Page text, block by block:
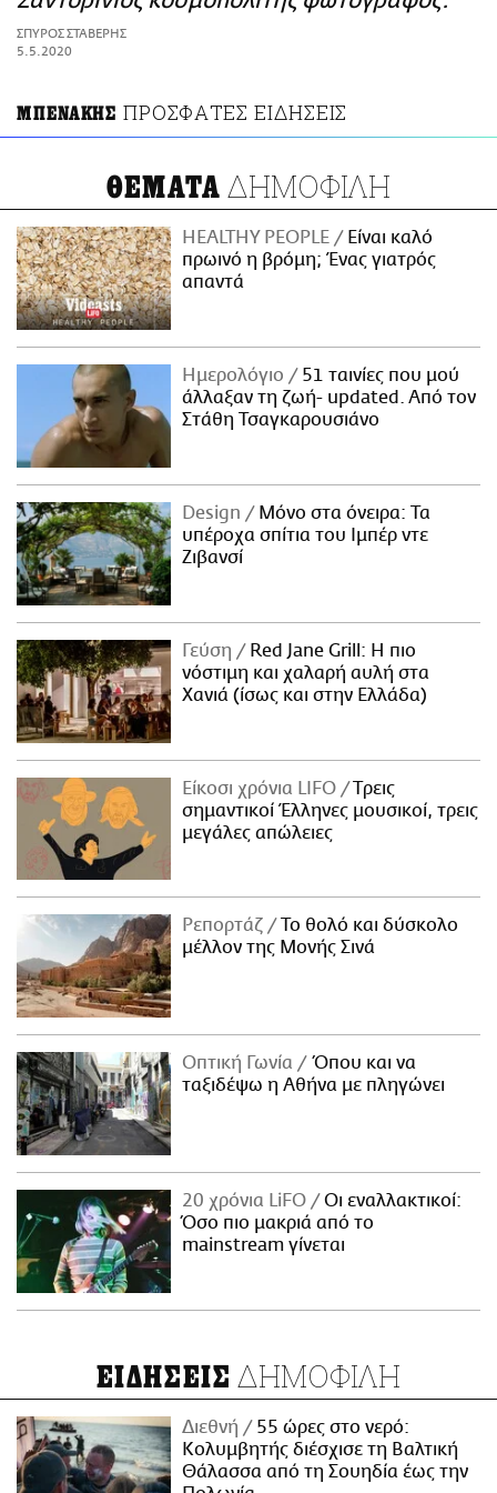
ΑΜΠΑ
PRINT
ΣΠΥΡΟΣ ΣΤΑΒΕΡΗΣ
5.5.2020
ΜΠΕΝΑΚΗΣ ΠΡΟΣΦΑΤΕΣ ΕΙΔΗΣΕΙΣ
ΘΕΜΑΤΑ ΔΗΜΟΦΙΛΗ
HEALTHY PEOPLE
Είναι καλό
πρωινό η βρόμη; Ένας γιατρός
απαντά
Ημερολόγιο
51 ταινίες που μού
άλλαξαν τη ζωή- updated. Aπό τον
Στάθη Τσαγκαρουσιάνο
Design
Μόνο στα όνειρα: Τα
υπέροχα σπίτια του Ιμπέρ ντε
Ζιβανσί
Γεύση
Red Jane Grill: Η πιο
νόστιμη και χαλαρή αυλή στα
Χανιά (ίσως και στην Ελλάδα)
Είκοσι χρόνια LIFO
Tρεις
σημαντικοί Έλληνες μουσικοί, τρεις
μεγάλες απώλειες
Ρεπορτάζ
Το θολό και δύσκολο
μέλλον της Μονής Σινά
Οπτική Γωνία
Όπου και να
ταξιδέψω η Αθήνα με πληγώνει
20 χρόνια LiFO
Οι εναλλακτικοί:
Όσο πιο μακριά από το
mainstream γίνεται
ΕΙΔΗΣΕΙΣ ΔΗΜΟΦΙΛΗ
Διεθνή
55 ώρες στο νερό:
Κολυμβητής διέσχισε τη Βαλτική
Θάλασσα από τη Σουηδία έως την